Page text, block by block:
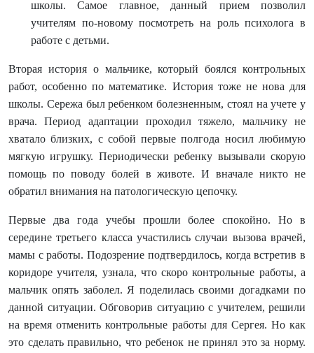
школы. Самое главное, данный прием позволил
учителям по-новому посмотреть на роль психолога в
работе с детьми.
Вторая история о мальчике, который боялся контрольных
работ, особенно по математике. История тоже не нова для
школы. Сережа был ребенком болезненным, стоял на учете у
врача. Период адаптации проходил тяжело, мальчику не
хватало близких, с собой первые полгода носил любимую
мягкую игрушку. Периодически ребенку вызывали скорую
помощь по поводу болей в животе. И вначале никто не
обратил внимания на патологическую цепочку.
Первые два года учебы прошли более спокойно. Но в
середине третьего класса участились случаи вызова врачей,
мамы с работы. Подозрение подтвердилось, когда встретив в
коридоре учителя, узнала, что скоро контрольные работы, а
мальчик опять заболел. Я поделилась своими догадками по
данной ситуации. Обговорив ситуацию с учителем, решили
на время отменить контрольные работы для Сергея. Но как
это сделать правильно, что ребенок не принял это за норму.